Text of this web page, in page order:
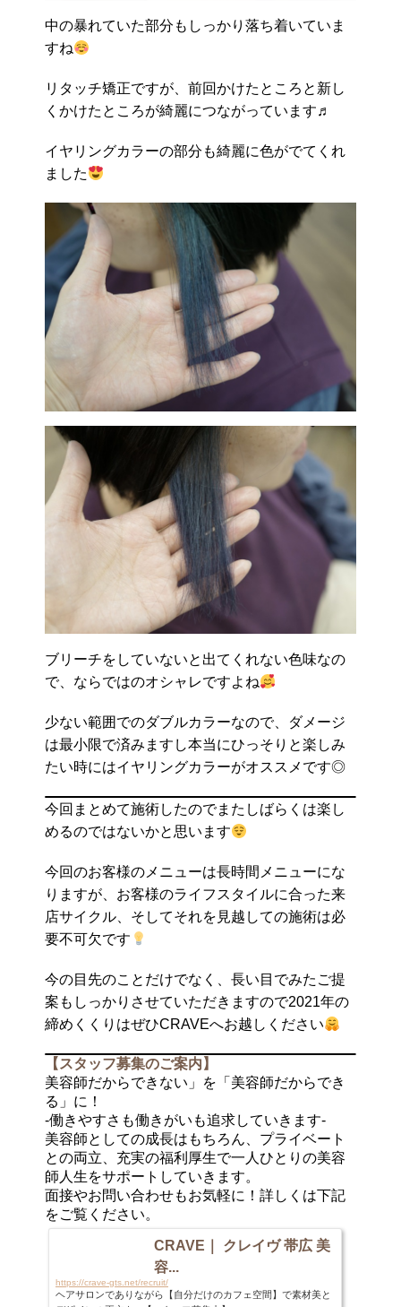
中の暴れていた部分もしっかり落ち着いていま
すね
リタッチ矯正ですが、前回かけたところと新し
くかけたところが綺麗につながっています♬
イヤリングカラーの部分も綺麗に色がでてくれ
ました
ブリーチをしていないと出てくれない色味なの
で、ならではのオシャレですよね
少ない範囲でのダブルカラーなので、ダメージ
は最小限で済みますし本当にひっそりと楽しみ
たい時にはイヤリングカラーがオススメです◎
今回まとめて施術したのでまたしばらくは楽し
めるのではないかと思います
今回のお客様のメニューは長時間メニューにな
りますが、お客様のライフスタイルに合った来
店サイクル、そしてそれを見越しての施術は必
要不可欠です
今の目先のことだけでなく、長い目でみたご提
案もしっかりさせていただきますので2021年の
締めくくりはぜひCRAVEへお越しください
【スタッフ募集のご案内】
美容師だからできない」を「美容師だからでき
る」に！
-働きやすさも働きがいも追求していきます-
美容師としての成長はもちろん、プライベート
との両立、充実の福利厚生で一人ひとりの美容
師人生をサポートしていきます。
面接やお問い合わせもお気軽に！詳しくは下記
をご覧ください。
CRAVE｜ クレイヴ 帯広 美
容...
https://crave-gts.net/recruit/
ヘアサロンでありながら【自分だけのカフェ空間】で素材美と